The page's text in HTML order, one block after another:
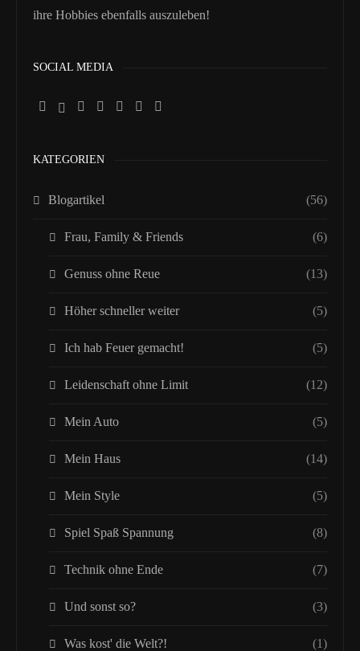
ihre Hobbies ebenfalls auszuleben!
SOCIAL MEDIA
KATEGORIEN
Blogartikel (56)
Frau, Family & Friends (6)
Genuss ohne Reue (13)
Höher schneller weiter (5)
Ich hab Feuer gemacht! (5)
Leidenschaft ohne Limit (12)
Mein Auto (5)
Mein Haus (14)
Mein Style (5)
Spiel Spaß Spannung (8)
Technik ohne Ende (7)
Und sonst so? (3)
Was kost' die Welt?! (1)